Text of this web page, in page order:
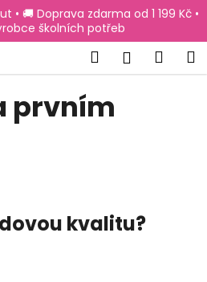
• 🚚 Doprava zdarma od 1 199 Kč •
školních potřeb
Hledat
prvním
kvalitu?